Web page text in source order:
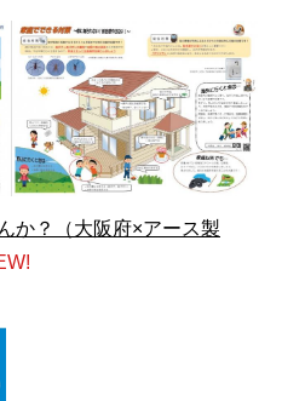
か？（大阪府×アース製